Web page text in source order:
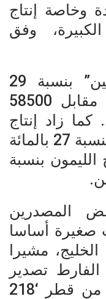
إنتاج
وفق
وقد تطور إنتاج ”لكلمنتين” بنسبة 29
بالمائة ليبلغ 75500 طن مقابل 58500
زاد إنتاج
الطمسون ”صنف نافال” بنسبة 27 بالمائة
الليمون بنسبة
المصدرين
صغيرة أساسا
مشيرا
تصدير
حوالي 374 طن إلى كل من قطر ‘218